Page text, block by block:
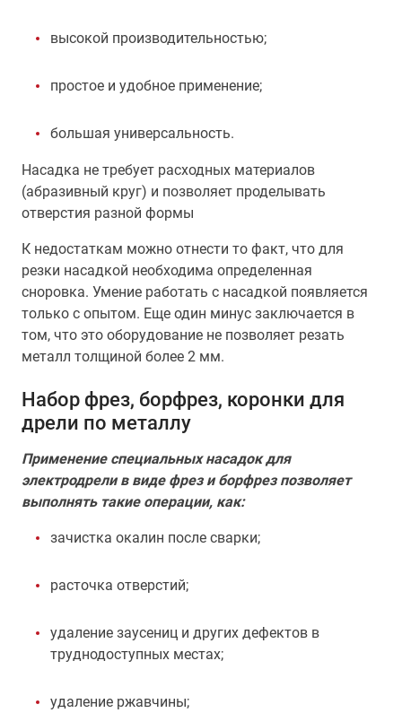
высокой производительностью;
простое и удобное применение;
большая универсальность.
Насадка не требует расходных материалов
(абразивный круг) и позволяет проделывать
отверстия разной формы
К недостаткам можно отнести то факт, что для
резки насадкой необходима определенная
сноровка. Умение работать с насадкой появляется
только с опытом. Еще один минус заключается в
том, что это оборудование не позволяет резать
металл толщиной более 2 мм.
Набор фрез, борфрез, коронки для
дрели по металлу
Применение специальных насадок для
электродрели в виде фрез и борфрез позволяет
выполнять такие операции, как:
зачистка окалин после сварки;
расточка отверстий;
удаление заусениц и других дефектов в
труднодоступных местах;
удаление ржавчины;